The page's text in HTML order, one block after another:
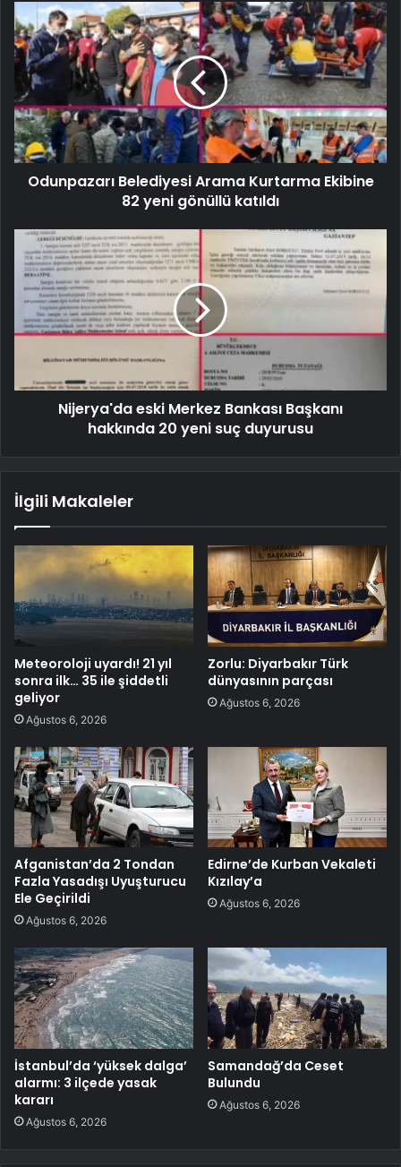
Odunpazarı Belediyesi Arama Kurtarma Ekibine
82 yeni gönüllü katıldı
Nijerya'da eski Merkez Bankası Başkanı
hakkında 20 yeni suç duyurusu
İlgili Makaleler
Meteoroloji uyardı! 21 yıl
sonra ilk… 35 ile şiddetli
geliyor
Ağustos 6, 2026
Zorlu: Diyarbakır Türk
dünyasının parçası
Ağustos 6, 2026
Afganistan’da 2 Tondan
Fazla Yasadışı Uyuşturucu
Ele Geçirildi
Ağustos 6, 2026
Edirne’de Kurban Vekaleti
Kızılay’a
Ağustos 6, 2026
İstanbul’da ‘yüksek dalga’
alarmı: 3 ilçede yasak
kararı
Ağustos 6, 2026
Samandağ’da Ceset
Bulundu
Ağustos 6, 2026